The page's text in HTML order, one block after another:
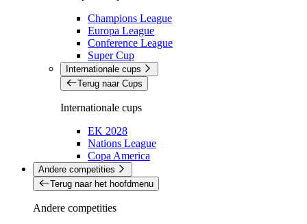
Champions League
Europa League
Conference League
Super Cup
Internationale cups
Terug naar Cups
Internationale cups
EK 2028
Nations League
Copa America
Andere competities
Terug naar het hoofdmenu
Andere competities